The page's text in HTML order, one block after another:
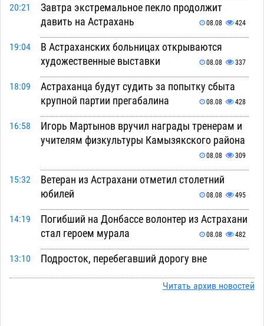
20:21
Завтра экстремальное пекло продолжит
давить на Астрахань
08.08 424
19:04
В Астраханских больницах открываются
художественные выставки
08.08 337
18:09
Астраханца будут судить за попытку сбыта
крупной партии прегабалина
08.08 428
16:58
Игорь Мартынов вручил награды тренерам и
учителям физкультуры Камызякского района
08.08 309
15:32
Ветеран из Астрахани отметил столетний
юбилей
08.08 495
14:19
Погибший на Донбассе волонтер из Астрахани
стал героем мурала
08.08 482
13:10
Подросток, перебегавший дорогу вне
08.08 609
Читать архив новостей